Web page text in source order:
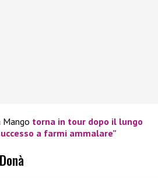
Mango torna in tour dopo il lungo
a farmi ammalare”